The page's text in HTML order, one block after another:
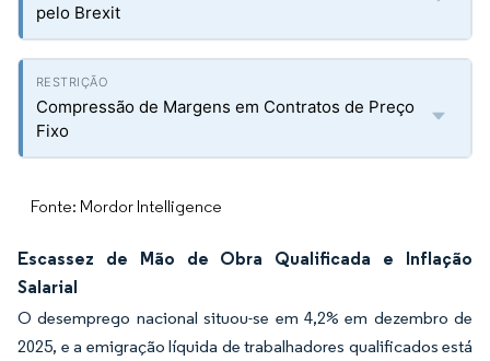
pelo Brexit
Compressão de Margens em Contratos de Preço
Fixo
Fonte: Mordor Intelligence
Escassez de Mão de Obra Qualificada e Inflação
Salarial
O desemprego nacional situou-se em 4,2% em dezembro de
2025, e a emigração líquida de trabalhadores qualificados está